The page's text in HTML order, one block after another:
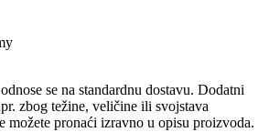
se na standardnu ​​dostavu. Dodatni
zbog težine, veličine ili svojstava
možete pronaći izravno u opisu proizvoda.